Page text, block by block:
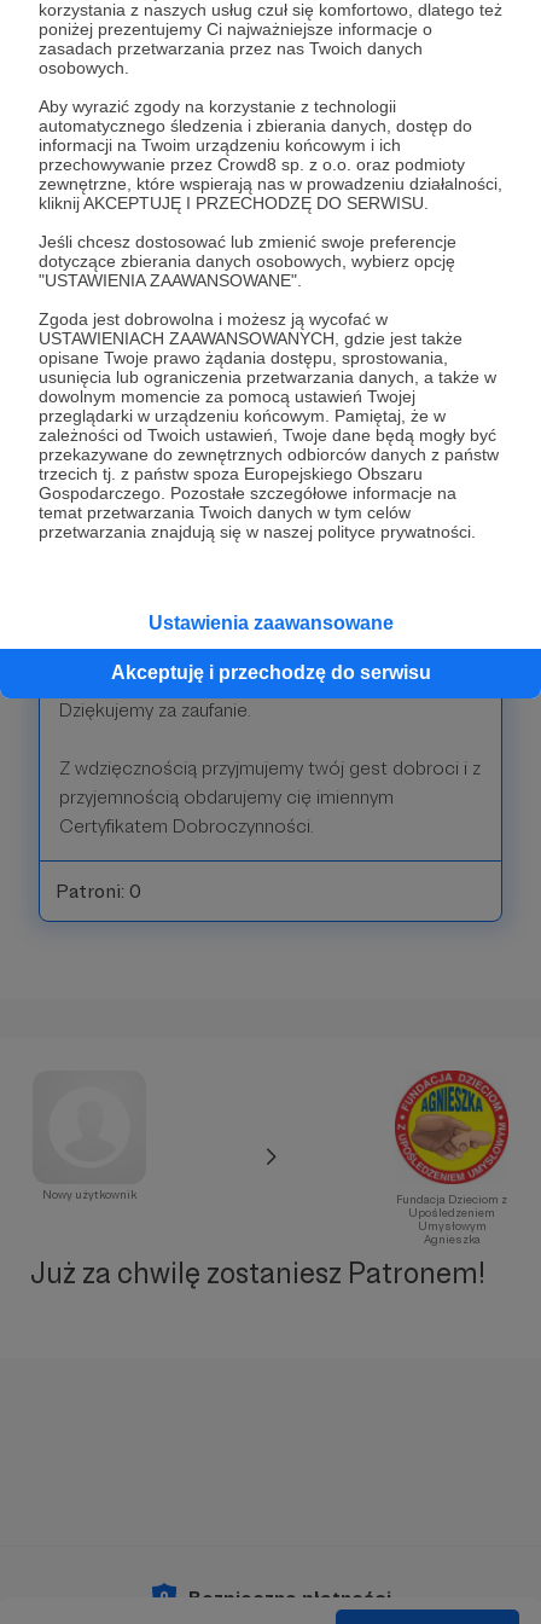
korzystania z naszych usług czuł się komfortowo, dlatego też
poniżej prezentujemy Ci najważniejsze informacje o
zasadach przetwarzania przez nas Twoich danych
osobowych.
Aby wyrazić zgody na korzystanie z technologii
automatycznego śledzenia i zbierania danych, dostęp do
informacji na Twoim urządzeniu końcowym i ich
przechowywanie przez Crowd8 sp. z o.o. oraz podmioty
zewnętrzne, które wspierają nas w prowadzeniu działalności,
kliknij AKCEPTUJĘ I PRZECHODZĘ DO SERWISU.
Jeśli chcesz dostosować lub zmienić swoje preferencje
dotyczące zbierania danych osobowych, wybierz opcję
"USTAWIENIA ZAAWANSOWANE".
Zgoda jest dobrowolna i możesz ją wycofać w
USTAWIENIACH ZAAWANSOWANYCH, gdzie jest także
opisane Twoje prawo żądania dostępu, sprostowania,
usunięcia lub ograniczenia przetwarzania danych, a także w
dowolnym momencie za pomocą ustawień Twojej
przeglądarki w urządzeniu końcowym. Pamiętaj, że w
zależności od Twoich ustawień, Twoje dane będą mogły być
przekazywane do zewnętrznych odbiorców danych z państw
trzecich tj. z państw spoza Europejskiego Obszaru
Gospodarczego. Pozostałe szczegółowe informacje na
temat przetwarzania Twoich danych w tym celów
przetwarzania znajdują się w naszej polityce prywatności.
Ustawienia zaawansowane
Akceptuję i przechodzę do serwisu
Patroni: 0
50 zł miesięcznie
grona Patronów Fundacji "Agnieszka" :)
Dziękujemy za zaufanie.
Z wdzięcznością przyjmujemy twój gest dobroci i z
przyjemnością obdarujemy cię imiennym
Certyfikatem Dobroczynności.
Patroni: 0
Jesteśmy uradowani i szczęśliwi, że dołączyłeś do
grona Patronów Fundacji "Agnieszka" :)
Dziękujemy za zaufanie.
Z wdzięcznością przyjmujemy twój gest dobroci i z
przyjemnością obdarujemy cię imiennym
Certyfikatem Dobroczynności.
Patroni: 0
Nowy użytkownik
Fundacja Dzieciom z
Upośledzeniem
Umysłowym
Agnieszka
Już za chwilę zostaniesz Patronem!
Bezpieczne płatności